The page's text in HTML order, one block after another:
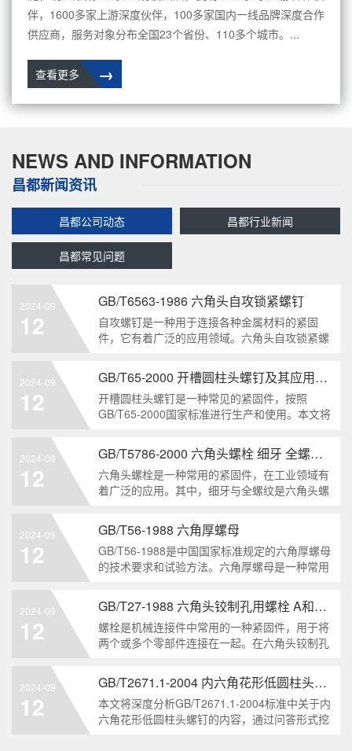
伴，1600多家上游深度伙伴，100多家国内一线品牌深度合作
供应商，服务对象分布全国23个省份、110多个城市。...
→
查看更多
NEWS AND INFORMATION
昌都新闻资讯
昌都公司动态 昌都行业新闻
昌都常见问题
2024-09
12
GB/T6563-1986 六角头自攻锁紧螺钉
自攻螺钉是一种用于连接各种金属材料的紧固
件，它有着广泛的应用领域。六角头自攻锁紧螺
标准。本文将深度分析这种螺钉的特点、应用以
及制造要求等相关知识点，为读者提供全面的了
解。1. 六角头自
2024-09
12
GB/T65-2000 开槽圆柱头螺钉及其应用领域
开槽圆柱头螺钉是一种常见的紧固件，按照
GB/T65-2000国家标准进行生产和使用。本文将
领域，帮助读者更好地了解和应用该种螺钉。什
么是GB/T65-2000 开槽圆柱头螺钉？GB/T65-
200
2024-09
12
GB/T5786-2000 六角头螺栓 细牙 全螺纹——工业重要性和特点
六角头螺栓是一种常用的紧固件，在工业领域有
着广泛的应用。其中，细牙与全螺纹是六角头螺
两个方面，对GB/T5786-2000标准下的六角头螺
栓 细牙 全螺纹进行深度分析和知识挖掘。什么
是GB/T57
2024-09
12
GB/T56-1988 六角厚螺母
GB/T56-1988是中国国家标准规定的六角厚螺母
的技术要求和试验方法。六角厚螺母是一种常用
用于需要更大的力矩和耐久性的紧固装配。六角
厚螺母的材料和制造工艺六角厚螺母通常由低碳
钢、中碳钢或合金钢
2024-09
12
GB/T27-1988 六角头铰制孔用螺栓 A和B级
螺栓是机械连接件中常用的一种紧固件，用于将
两个或多个零部件连接在一起。在六角头铰制孔
级和B级两种。下面我们来分析一下这两种级别
的螺栓有哪些区别。1. A级和B级的定义和标准
有什么不同?A级和B级是
2024-09
12
GB/T2671.1-2004 内六角花形低圆柱头螺钉
本文将深度分析GB/T2671.1-2004标准中关于内
六角花形低圆柱头螺钉的内容，通过问答形式挖